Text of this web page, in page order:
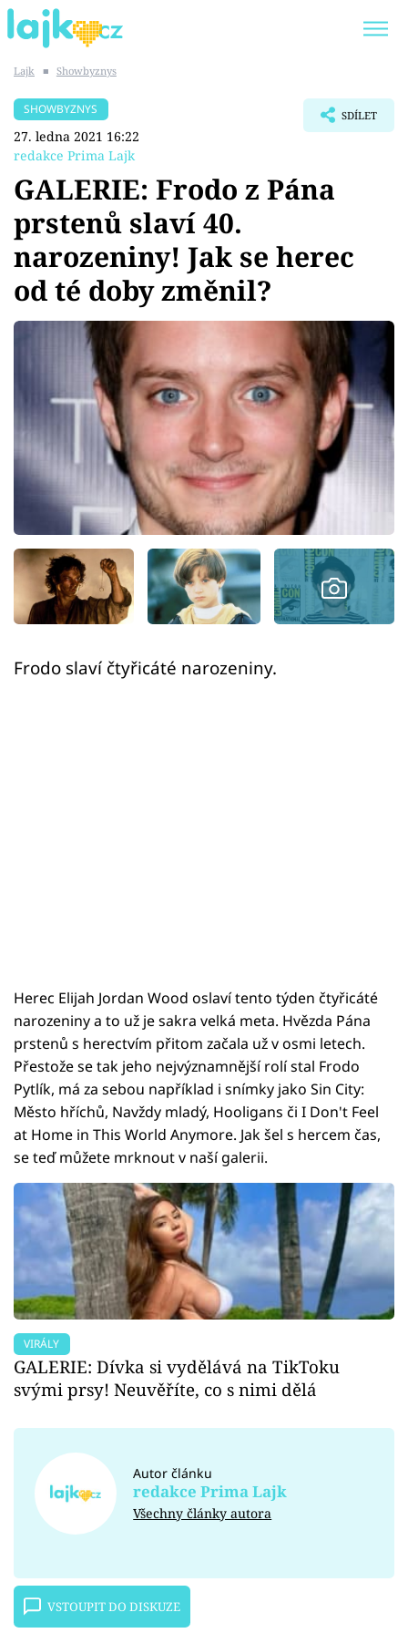
SHOPAHOLICADEL
Témata
Showbyznys
Youtubeři
Sex a vztahy
Videa
Sledujte prima+
Přihlášení
Sledujte nás
Lajk ■ Showbyznys
SHOWBYZNYS
27. ledna 2021 16:22
redakce Prima Lajk
SDÍLET
GALERIE: Frodo z Pána
prstenů slaví 40.
narozeniny! Jak se herec
od té doby změnil?
Frodo slaví čtyřicáté narozeniny.
Herec Elijah Jordan Wood oslaví tento týden čtyřicáté
narozeniny a to už je sakra velká meta. Hvězda Pána
prstenů s herectvím přitom začala už v osmi letech.
Přestože se tak jeho nejvýznamnější rolí stal Frodo
Pytlík, má za sebou například i snímky jako Sin City:
Město hříchů, Navždy mladý, Hooligans či I Don't Feel
at Home in This World Anymore. Jak šel s hercem čas,
se teď můžete mrknout v naší galerii.
VIRÁLY
GALERIE: Dívka si vydělává na TikToku
svými prsy! Neuvěříte, co s nimi dělá
Autor článku
redakce Prima Lajk
Všechny články autora
VSTOUPIT DO DISKUZE